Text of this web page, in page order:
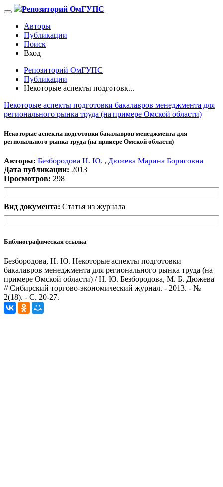
Репозиторий ОмГУПС
Авторы
Публикации
Поиск
Вход
Репозиторий ОмГУПС
Публикации
Некоторые аспекты подготовк...
Некоторые аспекты подготовки бакалавров менеджмента для
регионального рынка труда (на примере Омской области)
Некоторые аспекты подготовки бакалавров менеджмента для
регионального рынка труда (на примере Омской области)
Авторы: Безбородова Н. Ю. , Дюжева Марина Борисовна
Дата публикации: 2013
Просмотров: 298
Вид документа: Статья из журнала
Библиографическая ссылка
Безбородова, Н. Ю. Некоторые аспекты подготовки
бакалавров менеджмента для регионального рынка труда (на
примере Омской области) / Н. Ю. Безбородова, М. Б. Дюжева
// Сибирский торгово-экономический журнал. - 2013. - №
2(18). - С. 20-27.